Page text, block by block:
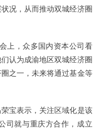
况，从而推动双城经济圈
上，众多国内资本公司看
认为成渝地区双城经济圈
之一，未来将通过基金等
宝表示，关注区域化是该
司就与重庆方合作，成立